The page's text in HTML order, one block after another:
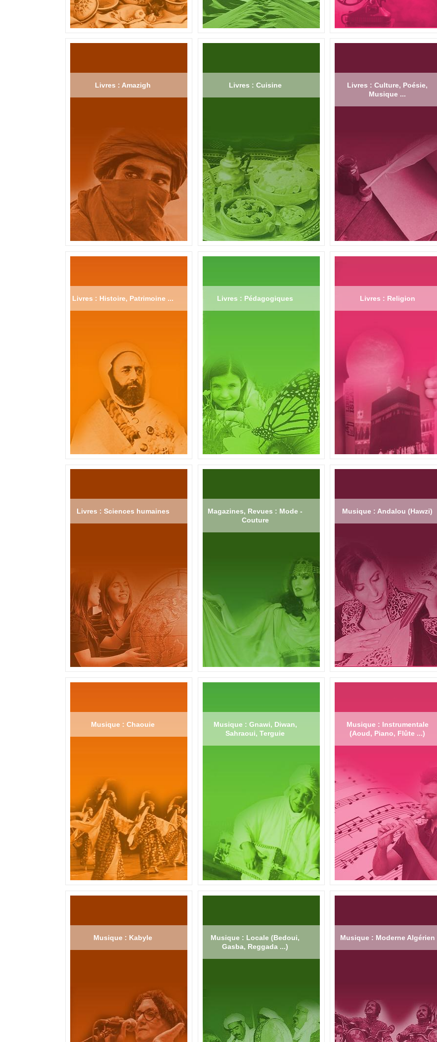
Livres : Amazigh Livres : Cuisine
Livres : Culture, Poésie,
Musique ...
Livres : Histoire, Patrimoine ... Livres : Pédagogiques Livres : Religion
Livres : Sciences humaines
Magazines, Revues : Mode -
Couture
Musique : Andalou (Hawzi)
Musique : Chaouie
Musique : Gnawi, Diwan,
Sahraoui, Terguie
Musique : Instrumentale
(Aoud, Piano, Flûte ...)
Musique : Kabyle
Musique : Locale (Bedoui,
Gasba, Reggada ...)
Musique : Moderne Algérien